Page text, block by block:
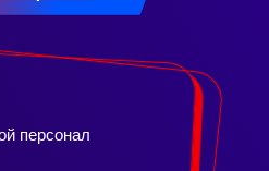
персонал